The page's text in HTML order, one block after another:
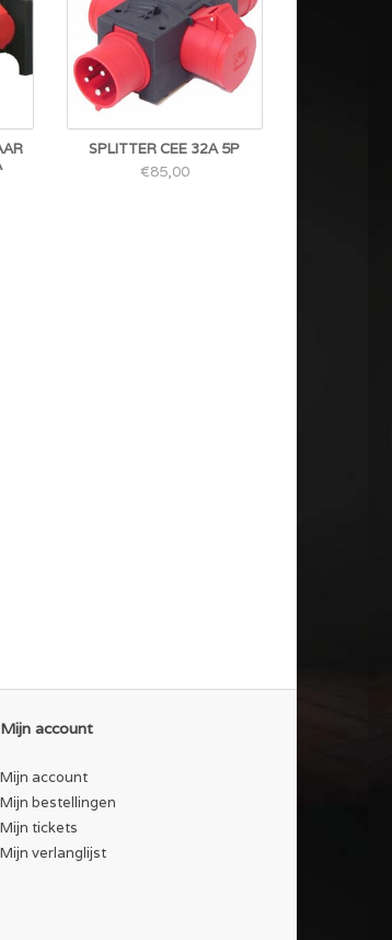
SPLITTER CEE 32A 5P
€85,00
Mijn account
Mijn account
Mijn bestellingen
Mijn tickets
Mijn verlanglijst